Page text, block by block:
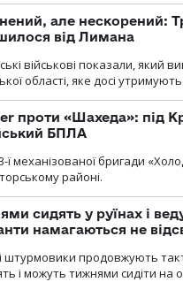
але нескорений:
від Лимана
військові показали, який
області, яке досі
проти «Шахеда»: під
БПЛА
ї механізованої бригади
районі.
сидять у руїнах і
намагаються не
штурмовики продовжують
і можуть тижнями сидіти на